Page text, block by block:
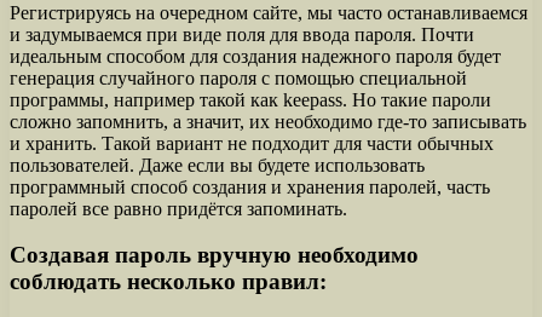
Регистрируясь на очередном сайте, мы часто останавливаемся
и задумываемся при виде поля для ввода пароля. Почти
идеальным способом для создания надежного пароля будет
генерация случайного пароля с помощью специальной
программы, например такой как keepass. Но такие пароли
сложно запомнить, а значит, их необходимо где-то записывать
и хранить. Такой вариант не подходит для части обычных
пользователей. Даже если вы будете использовать
программный способ создания и хранения паролей, часть
паролей все равно придётся запоминать.
Создавая пароль вручную необходимо
соблюдать несколько правил: